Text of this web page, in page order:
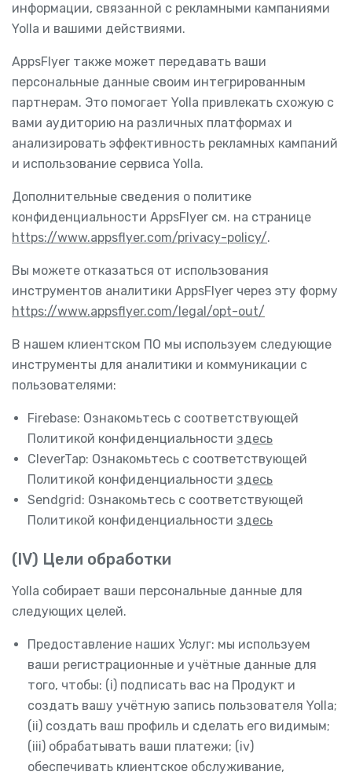
информации, связанной с рекламными кампаниями
Yolla и вашими действиями.
AppsFlyer также может передавать ваши
персональные данные своим интегрированным
партнерам. Это помогает Yolla привлекать схожую с
вами аудиторию на различных платформах и
анализировать эффективность рекламных кампаний
и использование сервиса Yolla.
Дополнительные сведения о политике
конфиденциальности AppsFlyer см. на странице
https://www.appsflyer.com/privacy-policy/.
Вы можете отказаться от использования
инструментов аналитики AppsFlyer через эту форму
https://www.appsflyer.com/legal/opt-out/
В нашем клиентском ПО мы используем следующие
инструменты для аналитики и коммуникации с
пользователями:
Firebase: Ознакомьтесь с соответствующей
Политикой конфиденциальности здесь
CleverTap: Ознакомьтесь с соответствующей
Политикой конфиденциальности здесь
Sendgrid: Ознакомьтесь с соответствующей
Политикой конфиденциальности здесь
(IV) Цели обработки
Yolla собирает ваши персональные данные для
следующих целей.
Предоставление наших Услуг: мы используем
ваши регистрационные и учётные данные для
того, чтобы: (i) подписать вас на Продукт и
создать вашу учётную запись пользователя Yolla;
(ii) создать ваш профиль и сделать его видимым;
(iii) обрабатывать ваши платежи; (iv)
обеспечивать клиентское обслуживание,